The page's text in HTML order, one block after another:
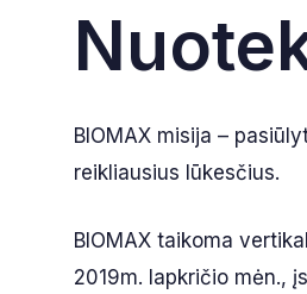
BIOMAX misija –
reikliausius lūkesčius.
BIOMAX taikoma
2019m. lapkričio mėn.,